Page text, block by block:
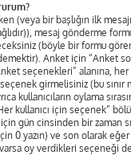
(veya bir başlığın ilk
mesaj gönderme
(böyle bir formu
Anket için “Anket
seçenekleri” alanına, her
girmelisiniz (bu sınır
kullanıcıların oylama
kullanıcı için seçenek”
gün cinsinden bir zaman
0 yazın) ve son olarak eğer
oy verdikleri seçeneği